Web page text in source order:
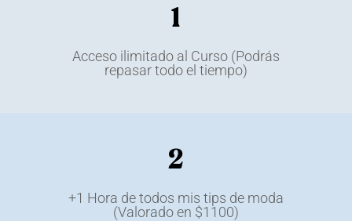
1
Acceso ilimitado al Curso (Podrás
repasar todo el tiempo)
2
+1 Hora de todos mis tips de moda
(Valorado en $1100)